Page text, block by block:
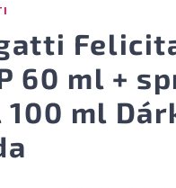
60 ml +
100 ml